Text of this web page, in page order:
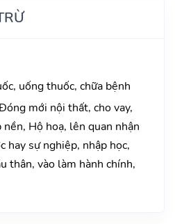
uống thuốc, chữa bệnh
mới nội thất, cho vay,
Hộ hoạ, lên quan nhận
hay sự nghiệp, nhập học,
thân, vào làm hành chính,